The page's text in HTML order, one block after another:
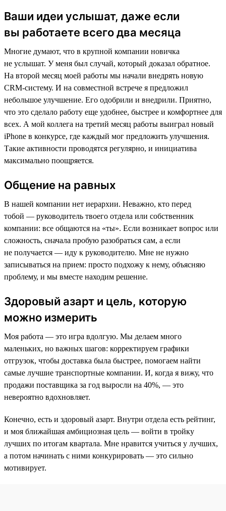
Ваши идеи услышат, даже если
вы работаете всего два месяца
Многие думают, что в крупной компании новичка
не услышат. У меня был случай, который доказал обратное.
На второй месяц моей работы мы начали внедрять новую
CRM-систему. И на совместной встрече я предложил
небольшое улучшение. Его одобрили и внедрили. Приятно,
что это сделало работу еще удобнее, быстрее и комфортнее для
всех. А мой коллега на третий месяц работы выиграл новый
iPhone в конкурсе, где каждый мог предложить улучшения.
Такие активности проводятся регулярно, и инициатива
максимально поощряется.
Общение на равных
В нашей компании нет иерархии. Неважно, кто перед
тобой — руководитель твоего отдела или собственник
компании: все общаются на «ты». Если возникает вопрос или
сложность, сначала пробую разобраться сам, а если
не получается — иду к руководителю. Мне не нужно
записываться на прием: просто подхожу к нему, объясняю
проблему, и мы вместе находим решение.
Здоровый азарт и цель, которую
можно измерить
Моя работа — это игра вдолгую. Мы делаем много
маленьких, но важных шагов: корректируем графики
отгрузок, чтобы доставка была быстрее, помогаем найти
самые лучшие транспортные компании. И, когда я вижу, что
продажи поставщика за год выросли на 40%, — это
невероятно вдохновляет.
Конечно, есть и здоровый азарт. Внутри отдела есть рейтинг,
и моя ближайшая амбициозная цель — войти в тройку
лучших по итогам квартала. Мне нравится учиться у лучших,
а потом начинать с ними конкурировать — это сильно
мотивирует.